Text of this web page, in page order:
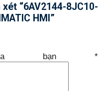
“6AV2144-8JC10-
HMI”
bạn *